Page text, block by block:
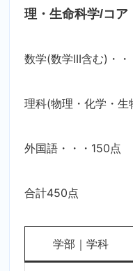
理・生命科学/コア
数学(数学III含む)・
理科(物理・化学・生
外国語・・・150点
合計450点
学部｜学科